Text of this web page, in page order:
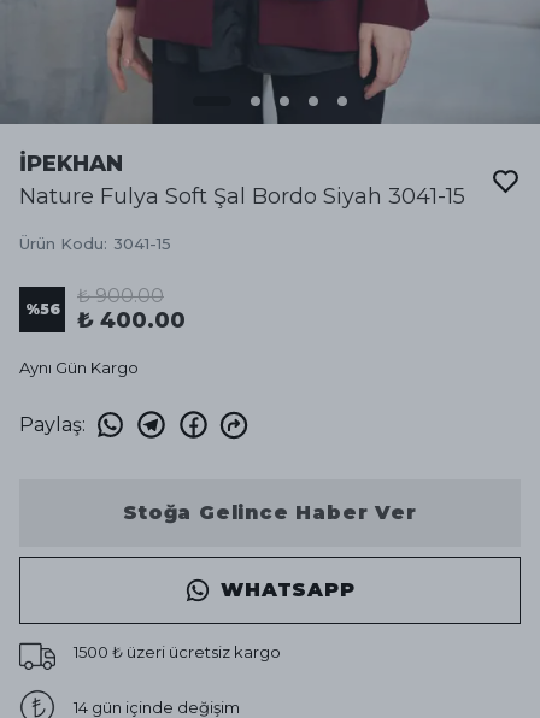
İPEKHAN
Nature Fulya Soft Şal Bordo Siyah 3041-15
Ürün Kodu: 3041-15
%56
₺ 900.00
₺ 400.00
Aynı Gün Kargo
Paylaş:
Stoğa Gelince Haber Ver
WHATSAPP
1500 ₺ üzeri ücretsiz kargo
14 gün içinde değişim